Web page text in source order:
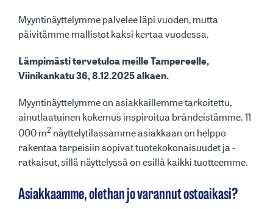
Myyntinäyttelymme palvelee läpi vuoden, mutta
päivitämme mallistot kaksi kertaa vuodessa.
Lämpimästi tervetuloa meille Tampereelle,
Viinikankatu 36, 8.12.2025 alkaen.
Myyntinäyttelymme on asiakkaillemme tarkoitettu,
ainutlaatuinen kokemus inspiroitua brändeistämme. 11
000 m2 näyttelytilassamme asiakkaan on helppo
rakentaa tarpeisiin sopivat tuotekokonaisuudet ja -
ratkaisut, sillä näyttelyssä on esillä kaikki tuotteemme.
Asiakkaamme, olethan jo varannut ostoaikasi?